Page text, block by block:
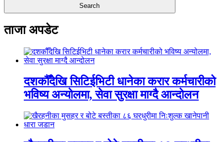
ताजा अपडेट
दशकौँदेखि सिटिईभिटी धानेका करार कर्मचारीको
भविष्य अन्योलमा, सेवा सुरक्षा माग्दै आन्दोलन